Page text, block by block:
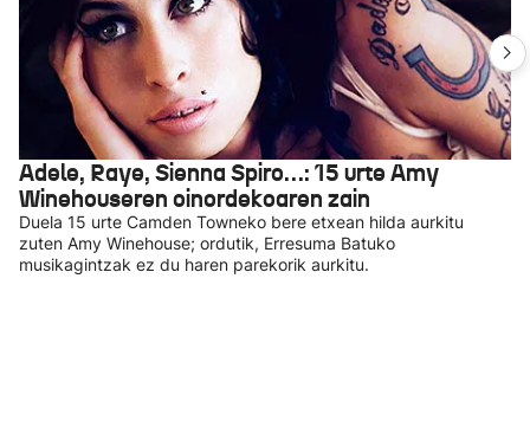
Adele, Raye, Sienna Spiro…: 15 urte Amy
Winehouseren oinordekoaren zain
Duela 15 urte Camden Towneko bere etxean hilda aurkitu
zuten Amy Winehouse; ordutik, Erresuma Batuko
musikagintzak ez du haren parekorik aurkitu.